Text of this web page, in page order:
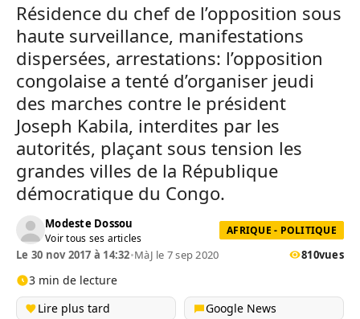
Résidence du chef de l’opposition sous
haute surveillance, manifestations
dispersées, arrestations: l’opposition
congolaise a tenté d’organiser jeudi
des marches contre le président
Joseph Kabila, interdites par les
autorités, plaçant sous tension les
grandes villes de la République
démocratique du Congo.
Modeste Dossou
Voir tous ses articles
AFRIQUE - POLITIQUE
Le 30 nov 2017 à 14:32•MàJ le 7 sep 2020 810vues
3 min de lecture
Lire plus tard
Google News